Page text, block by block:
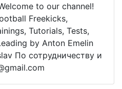
to our channel!
Freekicks,
Tutorials, Tests,
by Anton Emelin
По сотрудничеству и